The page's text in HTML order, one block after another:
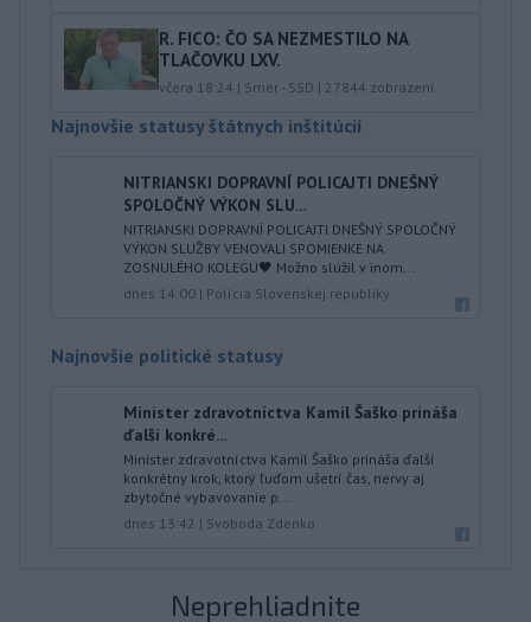
R. FICO: ČO SA NEZMESTILO NA
TLAČOVKU LXV.
včera 18:24 | Smer - SSD | 27844 zobrazení
Najnovšie statusy štátnych inštitúcií
NITRIANSKI DOPRAVNÍ POLICAJTI DNEŠNÝ
SPOLOČNÝ VÝKON SLU...
NITRIANSKI DOPRAVNÍ POLICAJTI DNEŠNÝ SPOLOČNÝ
VÝKON SLUŽBY VENOVALI SPOMIENKE NA
ZOSNULÉHO KOLEGU🖤 Možno slúžil v inom...
dnes 14:00 | Polícia Slovenskej republiky
Najnovšie politické statusy
Minister zdravotníctva Kamil Šaško prináša
ďalší konkré...
Minister zdravotníctva Kamil Šaško prináša ďalší
konkrétny krok, ktorý ľuďom ušetrí čas, nervy aj
zbytočné vybavovanie p...
dnes 13:42 | Svoboda Zdenko
Neprehliadnite